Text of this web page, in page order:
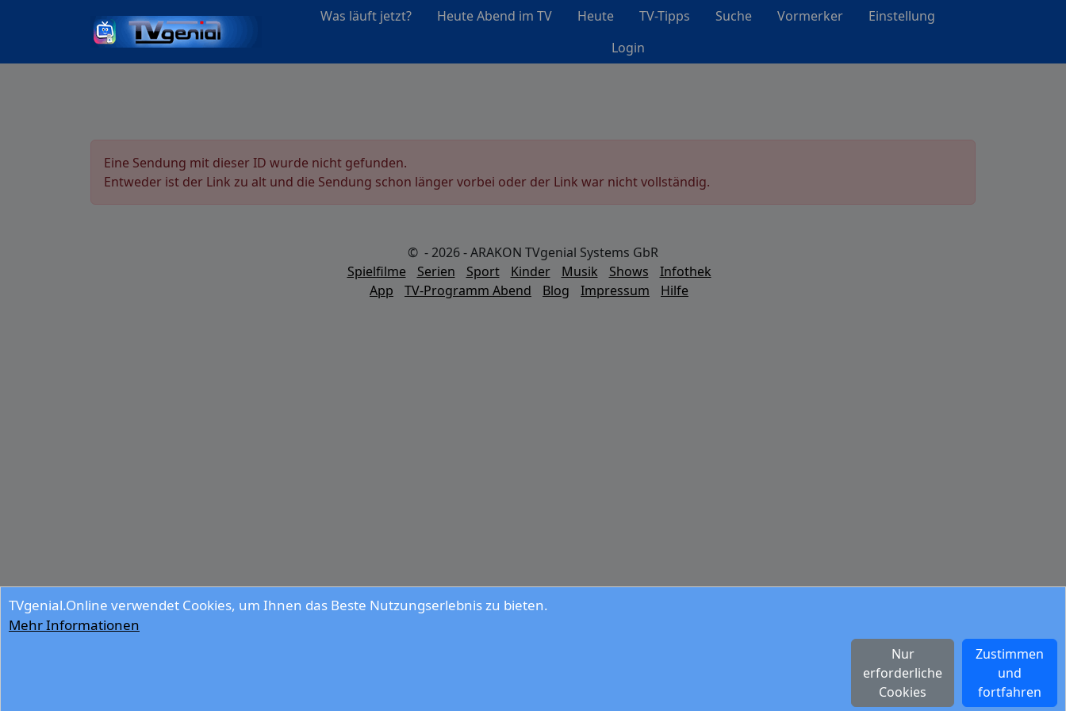
Was läuft jetzt? Heute Abend im TV Heute TV-Tipps Suche Vormerker
Einstellung
Login
TVgenial.Online verwendet Cookies, um Ihnen das Beste Nutzungserlebnis zu bieten.
Mehr Informationen
Zustimmen
und
fortfahren
Nur
erforderliche
Cookies
Eine Sendung mit dieser ID wurde nicht gefunden.
Entweder ist der Link zu alt und die Sendung schon länger vorbei oder der Link war nicht vollständig.
© - 2026 - ARAKON TVgenial Systems GbR
Spielfilme
Serien Sport Kinder Musik Shows
Infothek
App
TV-Programm Abend Blog Impressum Hilfe